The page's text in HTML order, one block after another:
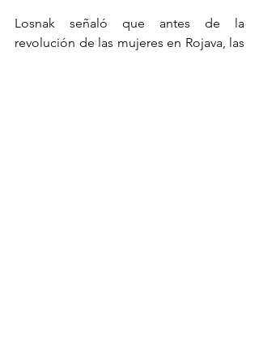
Losnak señaló que antes de la
revolución de las mujeres en Rojava, las